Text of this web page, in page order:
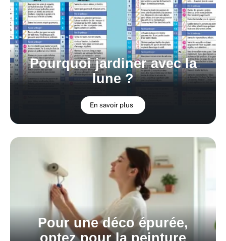
Pourquoi jardiner avec la
lune ?
En savoir plus
Pour une déco épurée,